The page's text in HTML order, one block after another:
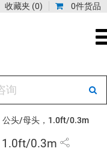
0件货品
收藏夹 (0)
公头/母头，1.0ft/0.3m
1.0ft/0.3m